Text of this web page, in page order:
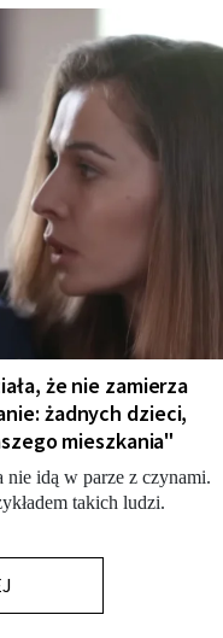
że nie zamierza
żadnych dzieci,
mieszkania"
idą w parze z czynami.
takich ludzi.